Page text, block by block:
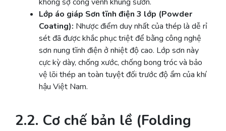
Lớp áo giáp Sơn tĩnh điện 3 lớp (Powder
Coating): Nhược điểm duy nhất của thép là dễ rỉ
sét đã được khắc phục triệt để bằng công nghệ
sơn nung tĩnh điện ở nhiệt độ cao. Lớp sơn này
cực kỳ dày, chống xước, chống bong tróc và bảo
vệ lõi thép an toàn tuyệt đối trước độ ẩm của khí
hậu Việt Nam.
2.2. Cơ chế bản lề (Folding